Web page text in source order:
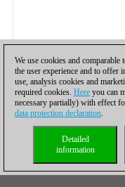
We use cookies and
the user experience and to offer
use, analysis cookies and
required cookies. Here you can
necessary partially) with effect
data protection declaration.
Detailed
information